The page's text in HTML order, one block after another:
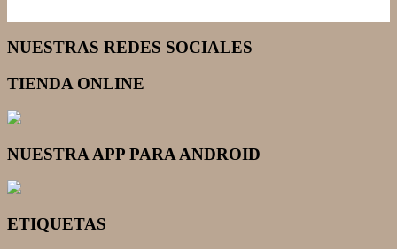
NUESTRAS REDES SOCIALES
TIENDA ONLINE
NUESTRA APP PARA ANDROID
ETIQUETAS